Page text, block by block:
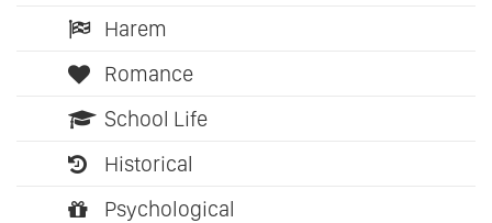
Harem
Romance
School Life
Historical
Psychological